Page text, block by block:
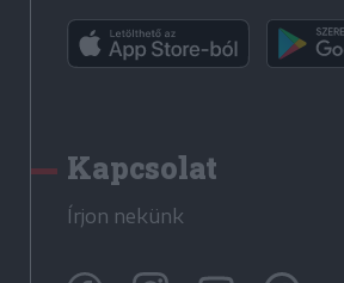
Kapcsolat
Írjon nekünk